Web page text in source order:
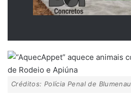
Créditos: Polícia Penal de Blumenau